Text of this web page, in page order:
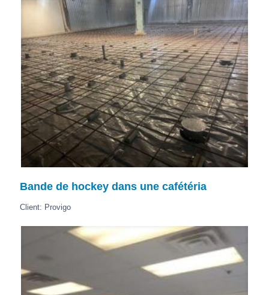
Bande de hockey dans une cafétéria
Client: Provigo